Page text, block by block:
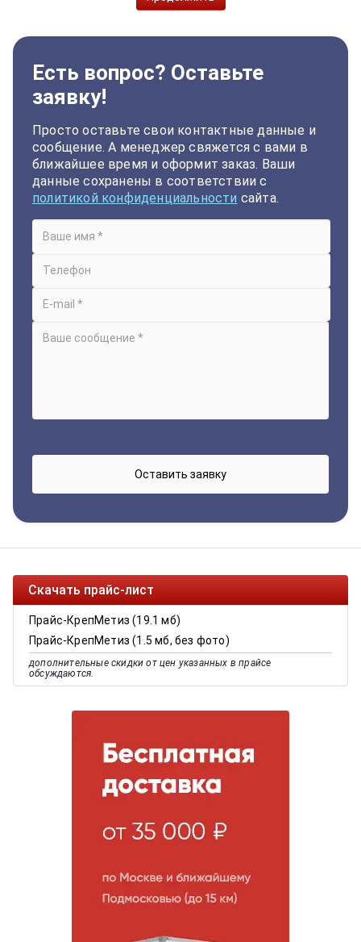
Есть вопрос? Оставьте
заявку!
Просто оставьте свои контактные данные и
сообщение. А менеджер свяжется с вами в
ближайшее время и оформит заказ. Ваши
данные сохранены в соответствии с
политикой конфиденциальности сайта.
Скачать прайс-лист
Прайс-КрепМетиз (19.1 мб)
Прайс-КрепМетиз (1.5 мб, без фото)
дополнительные скидки от цен указанных в прайсе
обсуждаются.